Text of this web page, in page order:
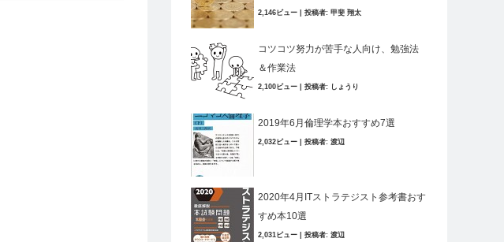
2,146ビュー 投稿者: 甲斐 翔太
コツコツ努力が苦手な人向け、勉強法
＆作業法
2,100ビュー 投稿者: しょうり
2019年6月倫理学本おすすめ7選
2,032ビュー 投稿者: 渡辺
2020年4月ITストラテジスト参考書おす
すめ本10選
2,031ビュー 投稿者: 渡辺